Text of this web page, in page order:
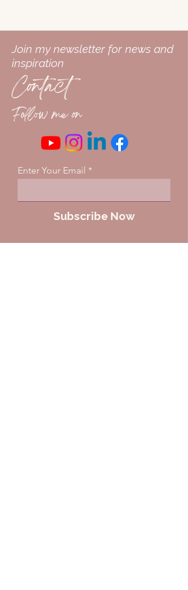
Join my newsletter for news and
inspiration
Contact
Follow me on
Enter Your Email
Subscribe Now